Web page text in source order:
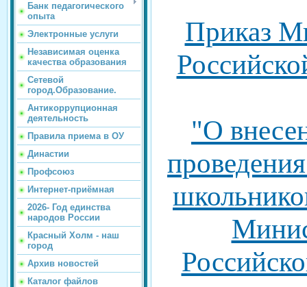
Банк педагогического
опыта
Электронные услуги
Независимая оценка
качества образования
Сетевой
город.Образование.
Антикоррупционная
деятельность
Правила приема в ОУ
Династии
Профсоюз
Интернет-приёмная
2026- Год единства
народов России
Красный Холм - наш
город
Архив новостей
Каталог файлов
Приказ
"О